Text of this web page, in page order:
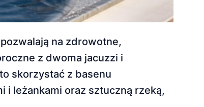
na zdrowotne,
z dwoma jacuzzi i
skorzystać z basenu
i leżankami oraz sztuczną rzeką,